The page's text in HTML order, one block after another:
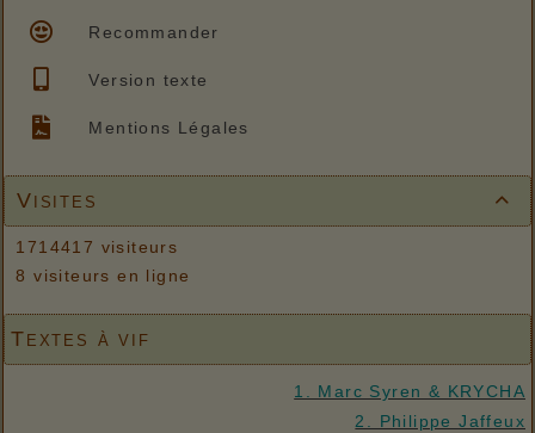
Recommander
Version texte
Mentions Légales

Visites
1714417 visiteurs
8 visiteurs en ligne
Textes à vif
1. Marc Syren & KRYCHA
2. Philippe Jaffeux